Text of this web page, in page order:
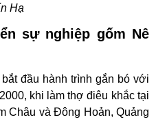
Hạ
sự nghiệp gốm Nê
đầu hành trình gắn bó với
khi làm thợ điêu khắc tại
Châu và Đông Hoản, Quảng